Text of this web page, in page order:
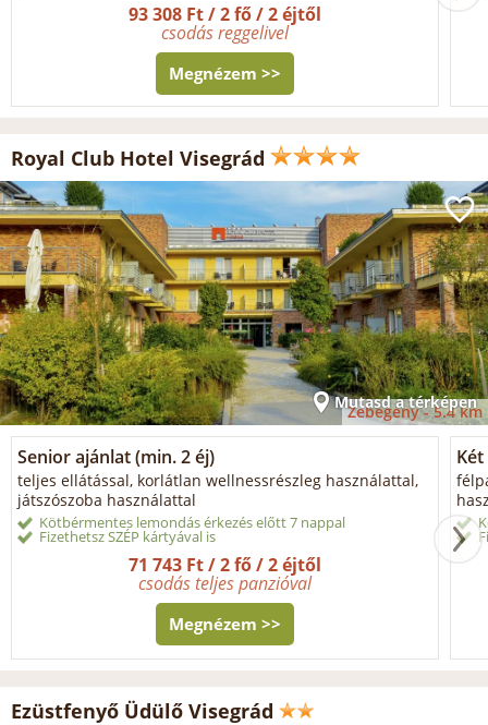
93 308 Ft / 2 fő / 2 éjtől
csodás reggelivel
Megnézem >>
Royal Club Hotel Visegrád
Mutasd a térképen
Zebegény -5.4 km
Senior ajánlat (min. 2 éj)
teljes ellátással, korlátlan wellnessrészleg használattal,
játszószoba használattal
Kötbérmentes lemondás érkezés előtt 7 nappal
Fizethetsz SZÉP kártyával is
71 743 Ft / 2 fő / 2 éjtől
csodás teljes panzióval
Megnézem >>
Ezüstfenyő Üdülő Visegrád